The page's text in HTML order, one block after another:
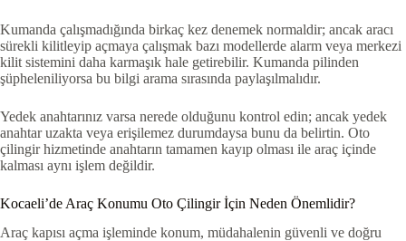
Kumanda çalışmadığında birkaç kez denemek normaldir; ancak aracı
sürekli kilitleyip açmaya çalışmak bazı modellerde alarm veya merkezi
kilit sistemini daha karmaşık hale getirebilir. Kumanda pilinden
şüpheleniliyorsa bu bilgi arama sırasında paylaşılmalıdır.
Yedek anahtarınız varsa nerede olduğunu kontrol edin; ancak yedek
anahtar uzakta veya erişilemez durumdaysa bunu da belirtin. Oto
çilingir hizmetinde anahtarın tamamen kayıp olması ile araç içinde
kalması aynı işlem değildir.
Kocaeli’de Araç Konumu Oto Çilingir İçin Neden Önemlidir?
Araç kapısı açma işleminde konum, müdahalenin güvenli ve doğru